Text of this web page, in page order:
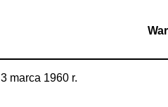
3 marca 1960 r.